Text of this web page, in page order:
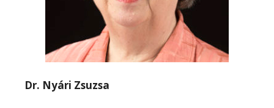
Dr. Nyári Zsuzsa